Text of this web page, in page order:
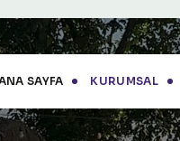
SAYFA KURUMSAL